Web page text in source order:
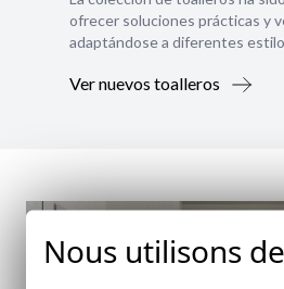
ofrecer soluciones prácticas y
adaptándose a diferentes
Ver nuevos toalleros
Nous utilisons